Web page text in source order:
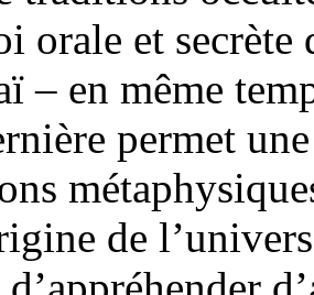
orale et secrète
– en même
permet
de